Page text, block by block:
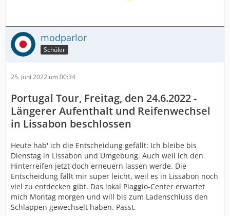
modparlor
Schüler
25. Juni 2022 um 00:34
Portugal Tour, Freitag, den 24.6.2022 -
Längerer Aufenthalt und Reifenwechsel
in Lissabon beschlossen
Heute hab' ich die Entscheidung gefällt: Ich bleibe bis
Dienstag in Lissabon und Umgebung. Auch weil ich den
Hinterreifen jetzt doch erneuern lassen werde. Die
Entscheidung fällt mir super leicht, weil es in Lissabon noch
viel zu entdecken gibt. Das lokal Piaggio-Center erwartet
mich Montag morgen und will bis zum Ladenschluss den
Schlappen gewechselt haben. Passt.